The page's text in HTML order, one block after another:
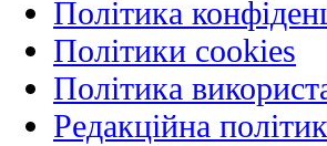
Політика
Політики cookies
Політика
Редакційна